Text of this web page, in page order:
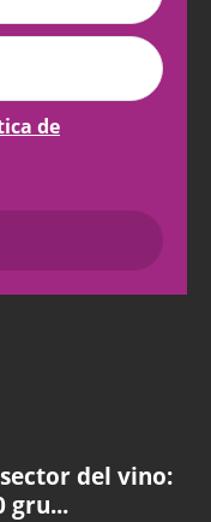
de
del vino:
gru...